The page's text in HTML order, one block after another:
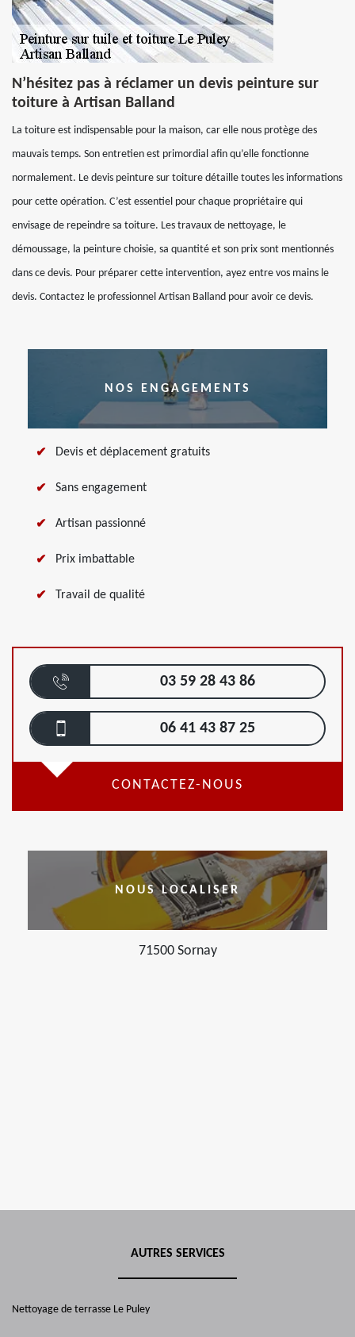
N’hésitez pas à réclamer un devis peinture sur
toiture à Artisan Balland
La toiture est indispensable pour la maison, car elle nous protège des
mauvais temps. Son entretien est primordial afin qu’elle fonctionne
normalement. Le devis peinture sur toiture détaille toutes les informations
pour cette opération. C’est essentiel pour chaque propriétaire qui
envisage de repeindre sa toiture. Les travaux de nettoyage, le
démoussage, la peinture choisie, sa quantité et son prix sont mentionnés
dans ce devis. Pour préparer cette intervention, ayez entre vos mains le
devis. Contactez le professionnel Artisan Balland pour avoir ce devis.
NOS ENGAGEMENTS
Devis et déplacement gratuits
Sans engagement
Artisan passionné
Prix imbattable
Travail de qualité
03 59 28 43 86
06 41 43 87 25
CONTACTEZ-NOUS
NOUS LOCALISER
71500 Sornay
AUTRES SERVICES
Nettoyage de terrasse Le Puley